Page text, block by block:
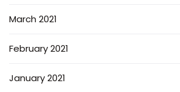
March 2021
February 2021
January 2021